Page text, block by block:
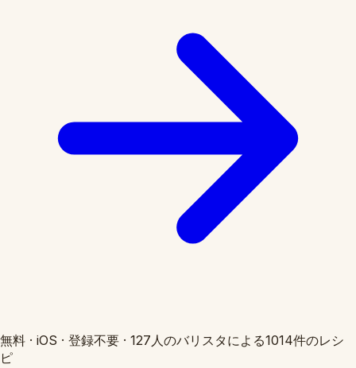
無料 · iOS · 登録不要 · 127人のバリスタによる1014件のレシ
ピ